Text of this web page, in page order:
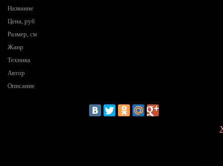
Название
Цена, руб
Размер, см
Жанр
Техника
Автор
Описание